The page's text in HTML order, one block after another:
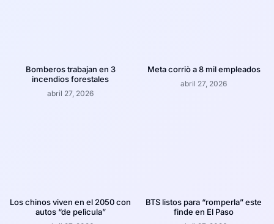
Bomberos trabajan en 3
incendios forestales
abril 27, 2026
Meta corriò a 8 mil empleados
abril 27, 2026
Los chinos viven en el 2050 con
autos “de pelìcula”
BTS listos para “romperla” este
finde en El Paso